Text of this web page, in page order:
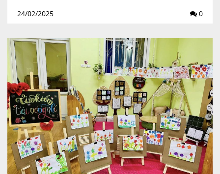
24/02/2025 0